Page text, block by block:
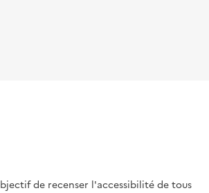
de recenser l'accessibilité de tous